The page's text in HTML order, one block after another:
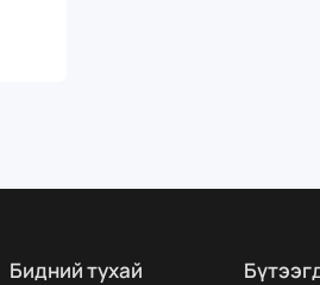
Бидний тухай